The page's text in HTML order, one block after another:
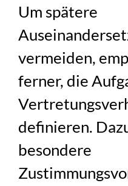
Um spätere
vermeiden,
ferner, die
definieren.
besondere